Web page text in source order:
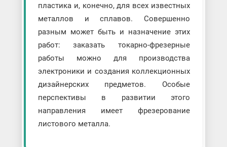
пластика и, конечно, для всех известных
металлов и сплавов. Совершенно
разным может быть и назначение этих
работ: заказать токарно-фрезерные
работы можно для производства
электроники и создания коллекционных
дизайнерских предметов. Особые
перспективы в развитии этого
направления имеет фрезерование
листового металла.